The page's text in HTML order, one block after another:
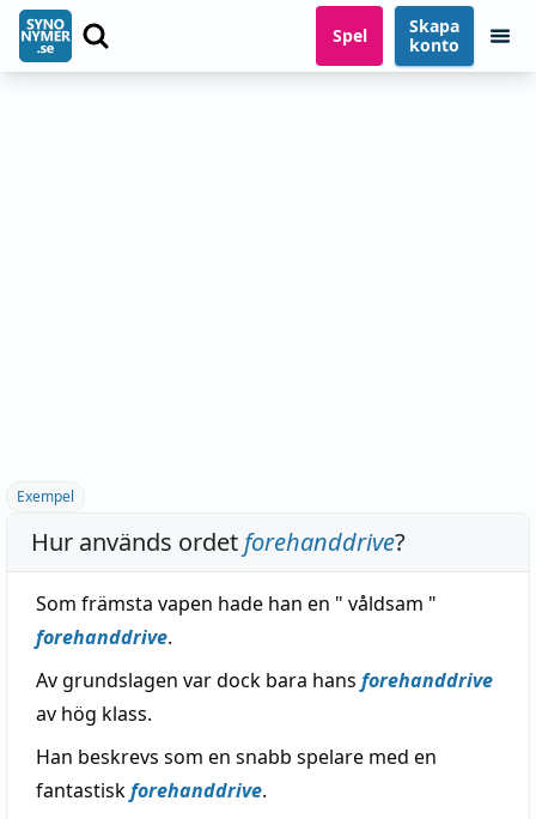
Spel
Skapa
konto
Exempel
Hur används ordet forehanddrive?
Som främsta vapen hade han en " våldsam "
forehanddrive.
Av grundslagen var dock bara hans forehanddrive
av hög klass.
Han beskrevs som en snabb spelare med en
fantastiskforehanddrive.